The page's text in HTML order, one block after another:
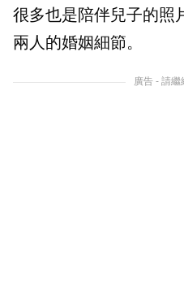
很多也是陪伴兒子的照
兩人的婚姻細節。
廣告 - 請